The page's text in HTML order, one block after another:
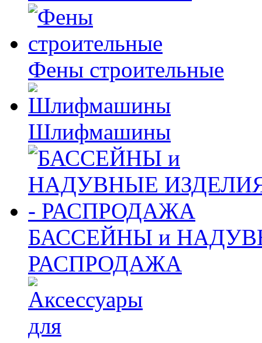
Фены строительные
Шлифмашины
БАССЕЙНЫ и
РАСПРОДАЖА